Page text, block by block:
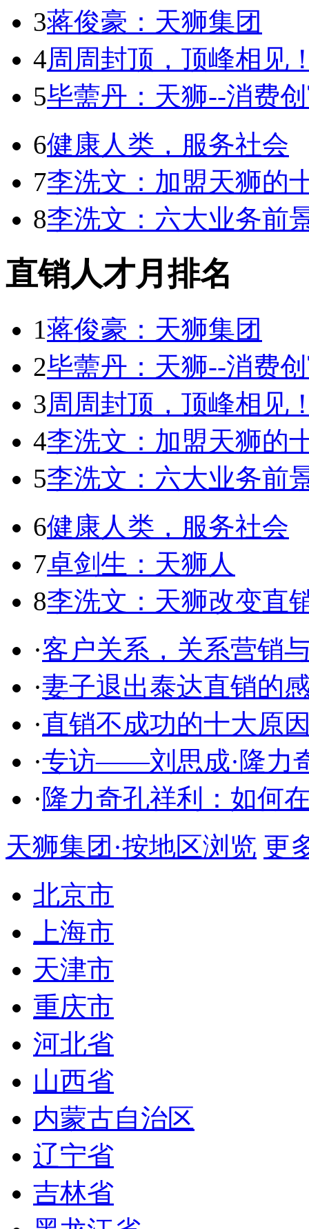
3蒋俊豪：天狮集团
4周周封顶，顶峰相见
5毕薷丹：天狮--消费
6健康人类，服务社会
7李洗文：加盟天狮的
8李洗文：六大业务前
直销人才月排名
1蒋俊豪：天狮集团
2毕薷丹：天狮--消费
3周周封顶，顶峰相见
4李洗文：加盟天狮的
5李洗文：六大业务前
6健康人类，服务社会
7卓剑生：天狮人
8李洗文：天狮改变直
·客户关系，关系营销
·妻子退出泰达直销的
·直销不成功的十大原
·专访——刘思成·隆力
·隆力奇孔祥利：如何
天狮集团·按地区浏览 更
北京市
上海市
天津市
重庆市
河北省
山西省
内蒙古自治区
辽宁省
吉林省